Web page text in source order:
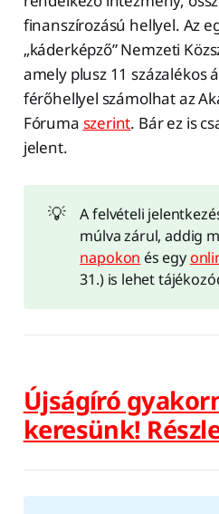
finanszírozású hellyel. Az
„káderképző” Nemzeti
amely plusz 11 százalékos
férőhellyel számolhat az
Fóruma szerint. Bár ez is
jelent.
💡
A felvételi
múlva zárul, addig
napokon és egy
31.) is lehet
Újságíró
keresünk!